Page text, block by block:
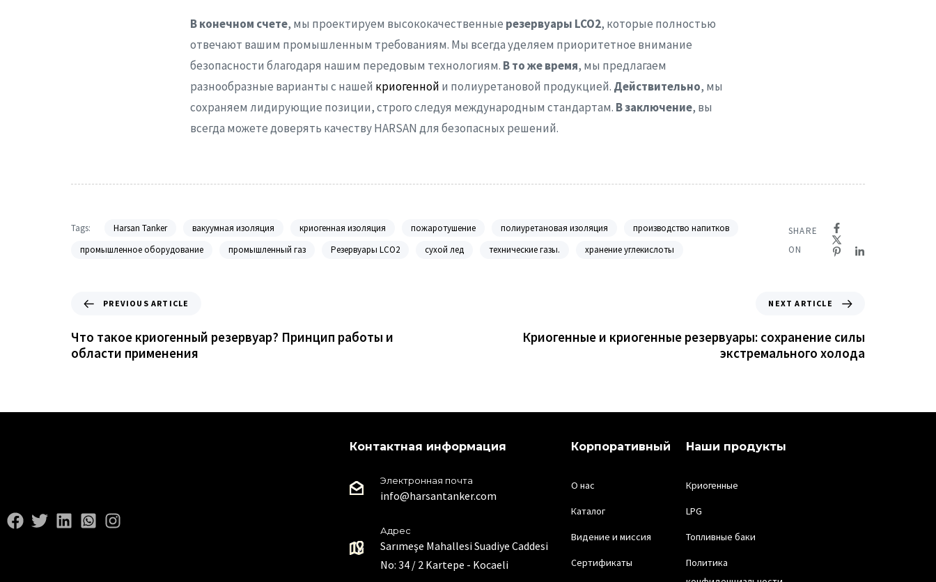
В конечном счете, мы проектируем высококачественные резервуары LCO2, которые полностью
отвечают вашим промышленным требованиям. Мы всегда уделяем приоритетное внимание
безопасности благодаря нашим передовым технологиям. В то же время, мы предлагаем
разнообразные варианты с нашей криогенной и полиуретановой продукцией. Действительно, мы
сохраняем лидирующие позиции, строго следуя международным стандартам. В заключение, вы
всегда можете доверять качеству HARSAN для безопасных решений.
Tags: Harsan Tanker вакуумная изоляция криогенная изоляция пожаротушение полиуретановая изоляция
производство напитков
промышленное оборудование
промышленный газ Резервуары LCO2 сухой лед технические газы. хранение углекислоты
SHARE
ON
PREVIOUS ARTICLE
Что такое криогенный резервуар? Принцип работы и
области применения
NEXT ARTICLE
Криогенные и криогенные резервуары: сохранение силы
экстремального холода
Контактная информация
Электронная почта
info@harsantanker.com
Адрес
Sarımeşe Mahallesi Suadiye Caddesi
No: 34 / 2 Kartepe - Kocaeli
Корпоративный
О нас
Каталог
Видение и миссия
Сертификаты
Наши продукты
Криогенные
LPG
Топливные баки
Политика